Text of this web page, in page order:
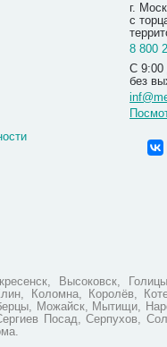
г.
с
8 800
С 9:00
без
Высоковск,
Коломна, Королёв,
Можайск, Мытищи,
Посад, Серпухов,